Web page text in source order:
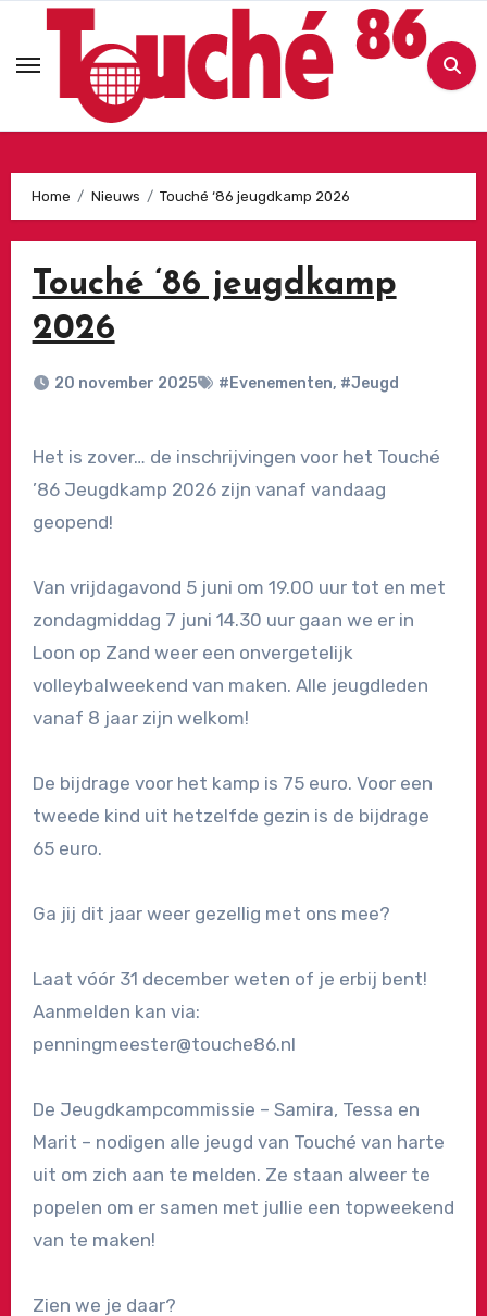
de
Home Nieuws Touché ‘86 jeugdkamp 2026
Touché ‘86 jeugdkamp
2026
20 november 2025 #Evenementen, #Jeugd
Het is zover… de inschrijvingen voor het Touché
’86 Jeugdkamp 2026 zijn vanaf vandaag
geopend!
Van vrijdagavond 5 juni om 19.00 uur tot en met
zondagmiddag 7 juni 14.30 uur gaan we er in
Loon op Zand weer een onvergetelijk
volleybalweekend van maken. Alle jeugdleden
vanaf 8 jaar zijn welkom!
De bijdrage voor het kamp is 75 euro. Voor een
tweede kind uit hetzelfde gezin is de bijdrage
65 euro.
Ga jij dit jaar weer gezellig met ons mee?
Laat vóór 31 december weten of je erbij bent!
Aanmelden kan via:
penningmeester@touche86.nl
De Jeugdkampcommissie – Samira, Tessa en
Marit – nodigen alle jeugd van Touché van harte
uit om zich aan te melden. Ze staan alweer te
popelen om er samen met jullie een topweekend
van te maken!
Zien we je daar?